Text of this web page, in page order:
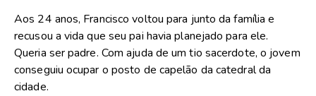
Aos 24 anos, Francisco voltou para junto da família e
recusou a vida que seu pai havia planejado para ele.
Queria ser padre. Com ajuda de um tio sacerdote, o jovem
conseguiu ocupar o posto de capelão da catedral da
cidade.